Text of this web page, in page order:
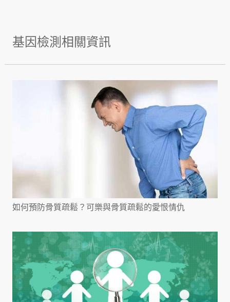
基因檢測相關資訊
如何預防骨質疏鬆？可樂與骨質疏鬆的愛恨情仇